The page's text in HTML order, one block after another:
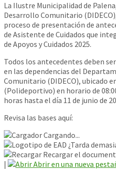
La Ilustre Municipalidad de
Desarrollo Comunitario
proceso de presentación de
de Asistente de Cuidados que
de Apoyos y Cuidados 2025.
Todos los antecedentes deben
en las dependencias del
Comunitario (DIDECO), ubicado
(Polideportivo) en horario de 08:00
horas hasta el día 11 de junio de
Revisa las bases aquí:
Cargando...
¿Tarda
Recargar el
|
Abrir en una nueva